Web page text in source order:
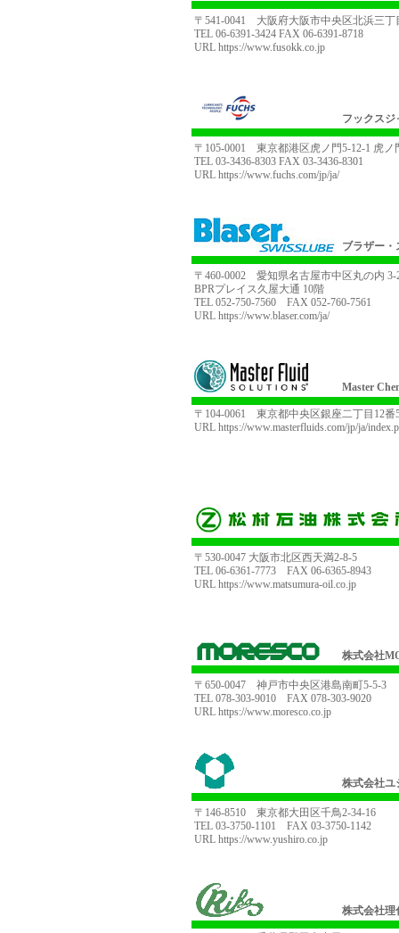
〒541-0041 大阪府大阪市中央区北浜三丁
TEL 06-6391-3424 FAX 06-6391-8718
URL https://www.fusokk.co.jp
フックスジ
〒105-0001 東京都港区虎ノ門5-12-1 虎ノ
TEL 03-3436-8303 FAX 03-3436-8301
URL https://www.fuchs.com/jp/ja/
ブラザー
〒460-0002 愛知県名古屋市中区丸の内 3-
BPRプレイス久屋大通 10階
TEL 052-750-7560 FAX 052-760-7561
URL https://www.blaser.com/ja/
Master
〒104-0061 東京都中央区銀座二丁目12番
URL https://www.masterfluids.com/jp/ja/
〒530-0047 大阪市北区西天満2-8-5
TEL 06-6361-7773 FAX 06-6365-8943
URL https://www.matsumura-oil.co.jp
株式会社
〒650-0047 神戸市中央区港島南町5-5-3
TEL 078-303-9010 FAX 078-303-9020
URL https://www.moresco.co.jp
株式会社ユ
〒146-8510 東京都大田区千鳥2-34-16
TEL 03-3750-1101 FAX 03-3750-1142
URL https://www.yushiro.co.jp
株式会社理